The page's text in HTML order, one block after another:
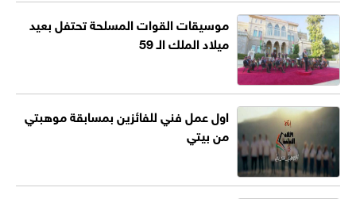
موسيقات القوات المسلحة تحتفل بعيد
ميلاد الملك الـ 59
اول عمل فني للفائزين بمسابقة موهبتي
من بيتي